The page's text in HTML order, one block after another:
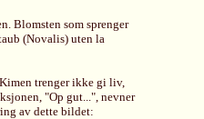
Blomsten som sprenger
(Novalis) uten la
trenger ikke gi liv,
"Op gut...", nevner
av dette bildet: